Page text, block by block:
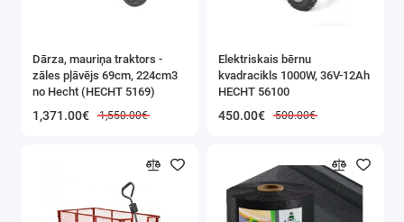
Dārza, mauriņa traktors -
zāles pļāvējs 69cm, 224cm3
no Hecht (HECHT 5169)
1,371.00€ 1,550.00€
Elektriskais bērnu
kvadracikls 1000W, 36V-12Ah
HECHT 56100
450.00€ 500.00€